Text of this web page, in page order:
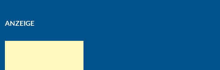
ANZEIGE